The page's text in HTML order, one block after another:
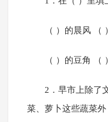
（ ）的晨风 （
（ ）的豆角 （
2．早市上除了
菜、萝卜这些蔬